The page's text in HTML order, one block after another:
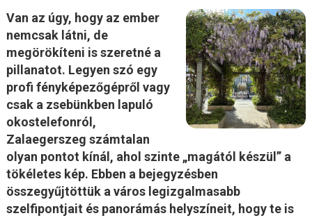
Van az úgy, hogy az ember
nemcsak látni, de
megörökíteni is szeretné a
pillanatot. Legyen szó egy
profi fényképezőgépről vagy
csak a zsebünkben lapuló
okostelefonról,
Zalaegerszeg számtalan
olyan pontot kínál, ahol szinte „magától készül” a
tökéletes kép. Ebben a bejegyzésben
összegyűjtöttük a város legizgalmasabb
szelfipontjait és panorámás helyszíneit, hogy te is